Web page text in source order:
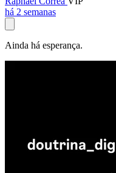
há 2 semanas
Ainda há esperança.